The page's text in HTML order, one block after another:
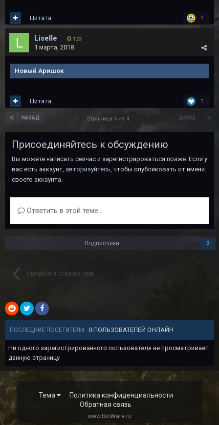
1
Цитата
Liselle 123
1 марта, 2018
Новый Аришок
1
Цитата
НАЗАД ДАЛЕЕ
Страница 4 из 4
Присоединяйтесь к обсуждению
Вы можете написать сейчас и зарегистрироваться позже. Если у
вас есть аккаунт, авторизуйтесь, чтобы опубликовать от имени
своего аккаунта.
Ответить в этой теме...
Подписчики 3
ПЕРЕЙТИ К СПИСКУ ТЕМ
ПОСЛЕДНИЕ ПОСЕТИТЕЛИ 0 ПОЛЬЗОВАТЕЛЕЙ ОНЛАЙН
Ни одного зарегистрированного пользователя не просматривает
данную страницу
Тема
Политика конфиденциальности
Обратная связь
www.BioWare.ru